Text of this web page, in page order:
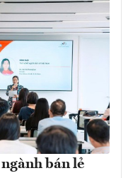
bán lẻ